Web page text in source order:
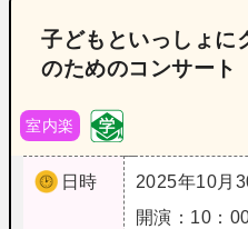
子どもといっしょ
のためのコンサート
室内楽
日時
2025年10月
開演：10：